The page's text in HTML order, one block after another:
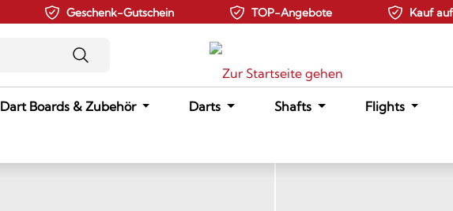
Geschenk-Gutschein TOP-Angebote Kauf
Dart Boards & Zubehör Darts Shafts Flights